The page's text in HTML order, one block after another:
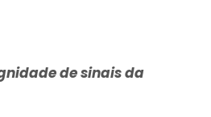
de sinais da